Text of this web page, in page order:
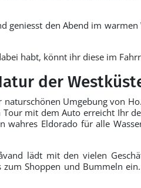
geniesst den Abend im
habt, könnt ihr diese im
der
naturschönen Umgebung von
Tour mit dem Auto erreicht Ihr
wahres Eldorado für alle
lädt mit den vielen
zum Shoppen und Bummeln